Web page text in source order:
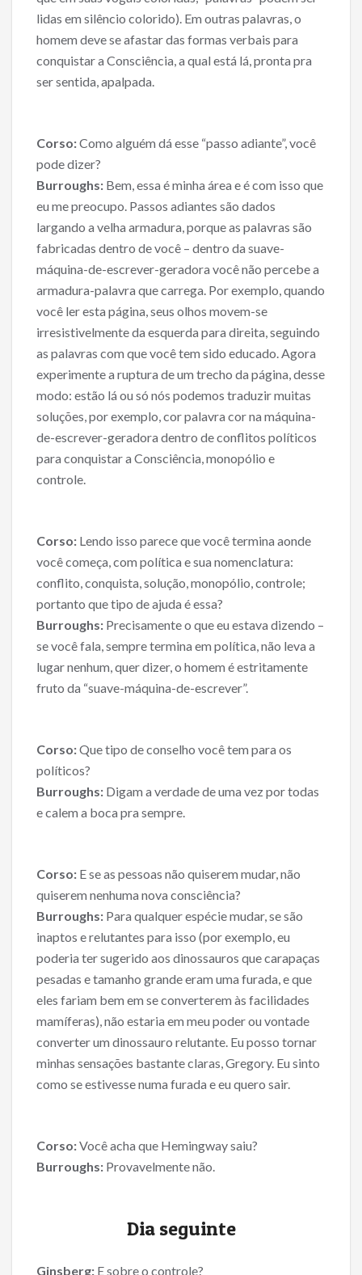
lidas em silêncio colorido). Em outras palavras, o
homem deve se afastar das formas verbais para
conquistar a Consciência, a qual está lá, pronta pra
ser sentida, apalpada.
Corso:Como alguém dá esse “passo adiante”, você
pode dizer?
Burroughs: Bem, essa é minha área e é com isso que
eu me preocupo. Passos adiantes são dados
largando a velha armadura, porque as palavras são
fabricadas dentro de você – dentro da suave-
máquina-de-escrever-geradora você não percebe a
armadura-palavra que carrega. Por exemplo, quando
você ler esta página, seus olhos movem-se
irresistivelmente da esquerda para direita, seguindo
as palavras com que você tem sido educado. Agora
experimente a ruptura de um trecho da página, desse
modo: estão lá ou só nós podemos traduzir muitas
soluções, por exemplo, cor palavra cor na máquina-
de-escrever-geradora dentro de conflitos políticos
para conquistar a Consciência, monopólio e
controle.
Corso: Lendo isso parece que você termina aonde
você começa, com política e sua nomenclatura:
conflito, conquista, solução, monopólio, controle;
portanto que tipo de ajuda é essa?
Burroughs: Precisamente o que eu estava dizendo –
se você fala, sempre termina em política, não leva a
lugar nenhum, quer dizer, o homem é estritamente
fruto da “suave-máquina-de-escrever”.
Corso:Que tipo de conselho você tem para os
políticos?
Burroughs: Digam a verdade de uma vez por todas
e calem a boca pra sempre.
Corso: E se as pessoas não quiserem mudar, não
quiserem nenhuma nova consciência?
Burroughs: Para qualquer espécie mudar, se são
inaptos e relutantes para isso (por exemplo, eu
poderia ter sugerido aos dinossauros que carapaças
pesadas e tamanho grande eram uma furada, e que
eles fariam bem em se converterem às facilidades
mamíferas), não estaria em meu poder ou vontade
converter um dinossauro relutante. Eu posso tornar
minhas sensações bastante claras, Gregory. Eu sinto
como se estivesse numa furada e eu quero sair.
Corso:Você acha que Hemingway saiu?
Burroughs: Provavelmente não.
Dia seguinte
Ginsberg: E sobre o controle?